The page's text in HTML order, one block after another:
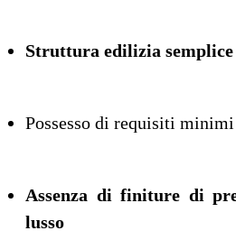
Struttura edilizia semplice
Possesso di requisiti
Assenza di finiture di
lusso